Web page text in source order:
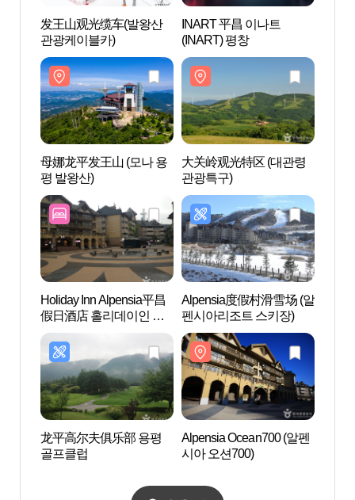
发王山观光缆车(발왕산
관광케이블카)
INART 平昌 이나트
(INART) 평창
母娜龙平发王山 (모나 용
평 발왕산)
大关岭观光特区 (대관령
관광특구)
Holiday Inn Alpensia平昌
假日酒店 홀리데이인 알
펜시아 평창 스위트
Alpensia度假村滑雪场 (알
펜시아리조트 스키장)
龙平高尔夫俱乐部 용평
골프클럽
Alpensia Ocean700 (알펜
시아 오션700)